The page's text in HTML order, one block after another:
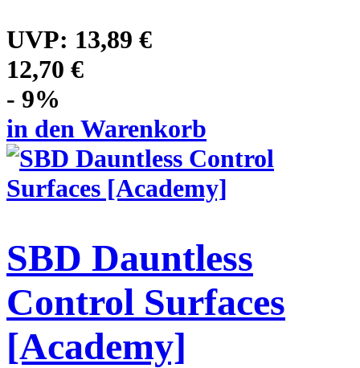
UVP: 13,89 €
12,70 €
- 9%
in den Warenkorb
SBD Dauntless
Control Surfaces
[Academy]